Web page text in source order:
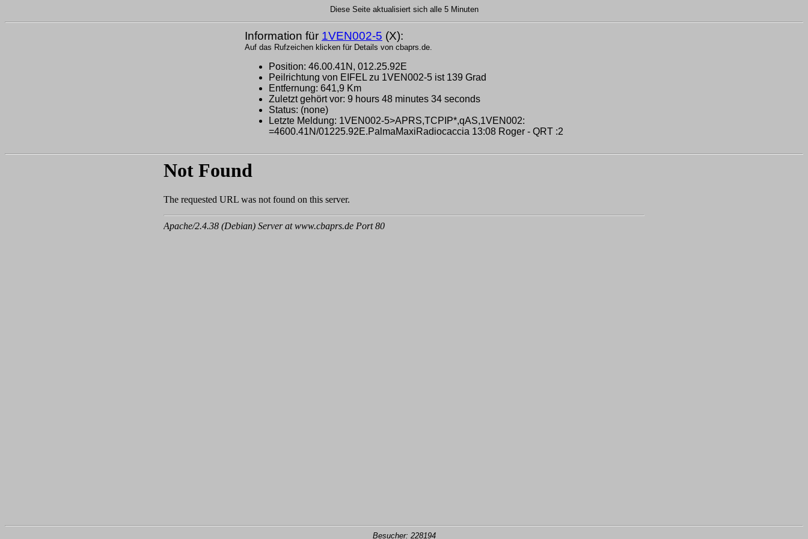
Diese Seite aktualisiert sich alle 5 Minuten
Information für 1VEN002-5 (X):
Auf das Rufzeichen klicken für Details von cbaprs.de.
Position: 46.00.41N, 012.25.92E
Peilrichtung von EIFEL zu 1VEN002-5 ist 139 Grad
Entfernung: 641,9 Km
Zuletzt gehört vor: 9 hours 48 minutes 34 seconds
Status: (none)
Letzte Meldung: 1VEN002-5>APRS,TCPIP*,qAS,1VEN002:
=4600.41N/01225.92E.PalmaMaxiRadiocaccia 13:08 Roger - QRT :2
Besucher: 228194